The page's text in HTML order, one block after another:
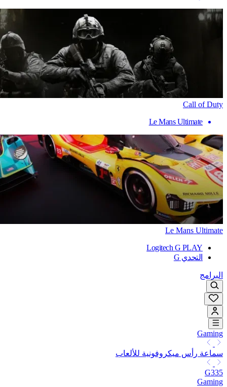
Call of Duty
Le Mans Ultimate
Le Mans Ultimate
Logitech G PLAY
التحدي G
البرامج
Gaming
سماعة رأس ميكروفونية للألعاب
G335
Gaming